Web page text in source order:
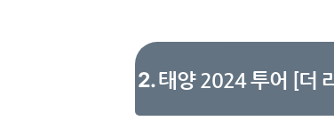
2.태양 2024 투어 [더